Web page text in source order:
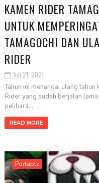
KAMEN RIDER
UNTUK
TAMAGOCHI DAN
RIDER
Juli 21, 2021
Tahun ini menandai ulang
Rider yang sudah berjalan
pelihara...
READ MORE
Portable